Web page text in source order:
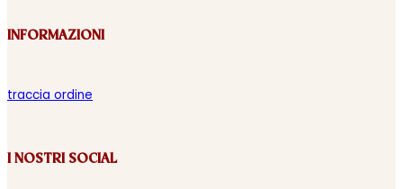
INFORMAZIONI
traccia ordine
I NOSTRI SOCIAL